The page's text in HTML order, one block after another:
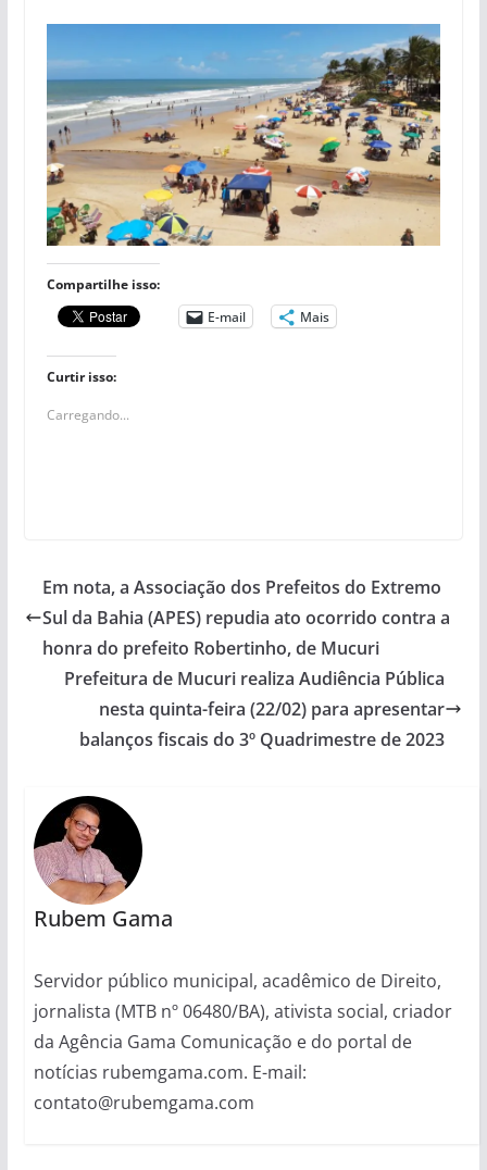
Compartilhe isso:
E-mail
Mais
Curtir isso:
Carregando...
Em nota, a Associação dos Prefeitos do Extremo
Sul da Bahia (APES) repudia ato ocorrido contra a
honra do prefeito Robertinho, de Mucuri
Prefeitura de Mucuri realiza Audiência Pública
nesta quinta-feira (22/02) para apresentar
balanços fiscais do 3º Quadrimestre de 2023
Rubem Gama
Servidor público municipal, acadêmico de Direito,
jornalista (MTB nº 06480/BA), ativista social, criador
da Agência Gama Comunicação e do portal de
notícias rubemgama.com. E-mail:
contato@rubemgama.com